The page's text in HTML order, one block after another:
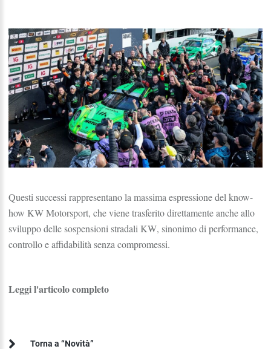
Questi successi rappresentano la massima espressione del know-
how KW Motorsport, che viene trasferito direttamente anche allo
sviluppo dellesospensioni stradali KW, sinonimo di performance,
controllo e affidabilità senza compromessi.
Leggi l'articolo completo
Torna a “Novità”